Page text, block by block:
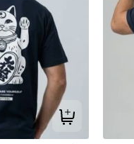
Tilføj til kurv